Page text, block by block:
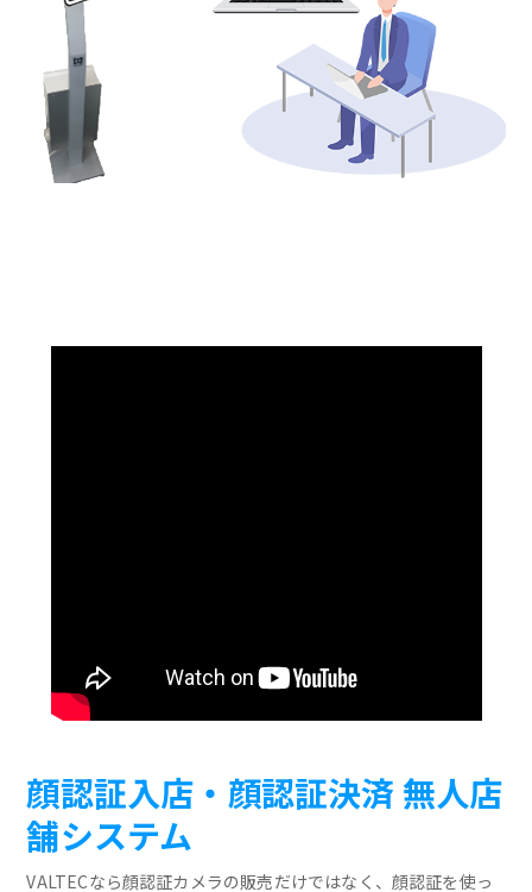
顔認証入店・顔認証決済 無人店
舗システム
VALTECなら顔認証カメラの販売だけではなく、顔認証を使っ